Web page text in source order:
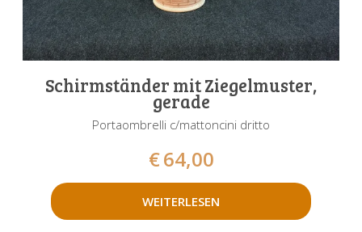
Schirmständer mit Ziegelmuster,
gerade
Portaombrelli c/mattoncini dritto
€64,00
WEITERLESEN